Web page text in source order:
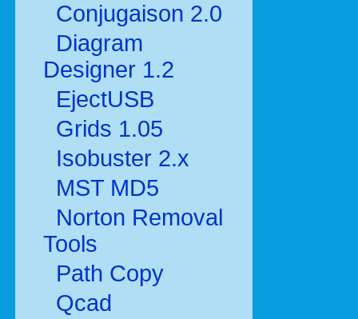
Conjugaison 2.0
Diagram
Designer 1.2
EjectUSB
Grids 1.05
Isobuster 2.x
MST MD5
Norton Removal
Tools
Path Copy
Qcad